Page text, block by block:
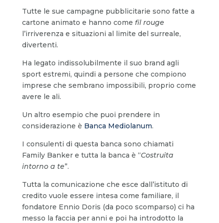
Tutte le sue campagne pubblicitarie sono fatte a
cartone animato e hanno come fil rouge
l’irriverenza e situazioni al limite del surreale,
divertenti.
Ha legato indissolubilmente il suo brand agli
sport estremi, quindi a persone che compiono
imprese che sembrano impossibili, proprio come
avere le ali.
Un altro esempio che puoi prendere in
considerazione è Banca Mediolanum.
I consulenti di questa banca sono chiamati
Family Banker e tutta la banca è “Costruita
intorno a te”.
Tutta la comunicazione che esce dall’istituto di
credito vuole essere intesa come familiare, il
fondatore Ennio Doris (da poco scomparso) ci ha
messo la faccia per anni e poi ha introdotto la